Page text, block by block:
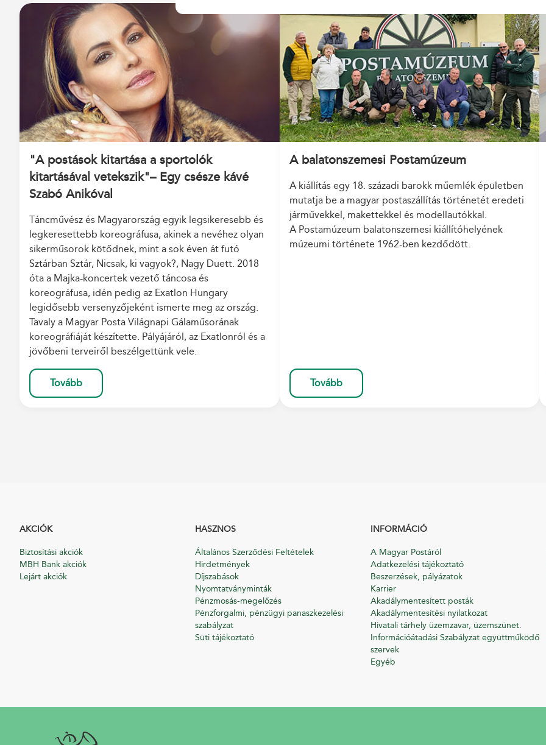
"A postások kitartása a sportolók
kitartásával vetekszik"– Egy csésze kávé
Szabó Anikóval
Táncművész és Magyarország egyik legsikeresebb és
legkeresettebb koreográfusa, akinek a nevéhez olyan
sikerműsorok kötődnek, mint a sok éven át futó
Sztárban Sztár, Nicsak, ki vagyok?, Nagy Duett. 2018
óta a Majka-koncertek vezető táncosa és
koreográfusa, idén pedig az Exatlon Hungary
legidősebb versenyzőjeként ismerte meg az ország.
Tavaly a Magyar Posta Világnapi Gálaműsorának
koreográfiáját készítette. Pályájáról, az Exatlonról és a
jövőbeni terveiről beszélgettünk vele.
Tovább
A balatonszemesi Postamúzeum
A kiállítás egy 18. századi barokk műemlék épületben
mutatja be a magyar postaszállítás történetét eredeti
járművekkel, makettekkel és modellautókkal.
A Postamúzeum balatonszemesi kiállítóhelyének
múzeumi története 1962-ben kezdődött.
Tovább
AKCIÓK
Biztosítási akciók
MBH Bank akciók
Lejárt akciók
HASZNOS
Általános Szerződési Feltételek
Hirdetmények
Díjszabások
Nyomtatványminták
Pénzmosás-megelőzés
Pénzforgalmi, pénzügyi panaszkezelési
szabályzat
Süti tájékoztató
INFORMÁCIÓ
A Magyar Postáról
Adatkezelési tájékoztató
Beszerzések, pályázatok
Karrier
Akadálymentesített posták
Akadálymentesítési nyilatkozat
Hivatali tárhely üzemzavar, üzemszünet.
Információátadási Szabályzat együttműködő
szervek
Egyéb